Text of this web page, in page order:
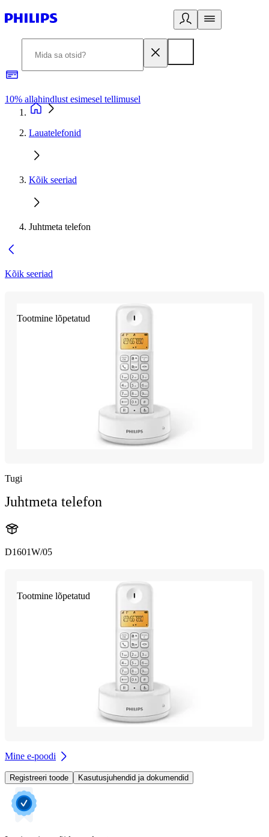
10% allahindlust esimesel tellimusel
Lauatelefonid
Kõik seeriad
Juhtmeta telefon
Kõik seeriad
Tootmine lõpetatud
Tugi
Juhtmeta telefon
D1601W/05
Tootmine lõpetatud
Mine e-poodi
Registreeri toode Kasutusjuhendid ja dokumendid